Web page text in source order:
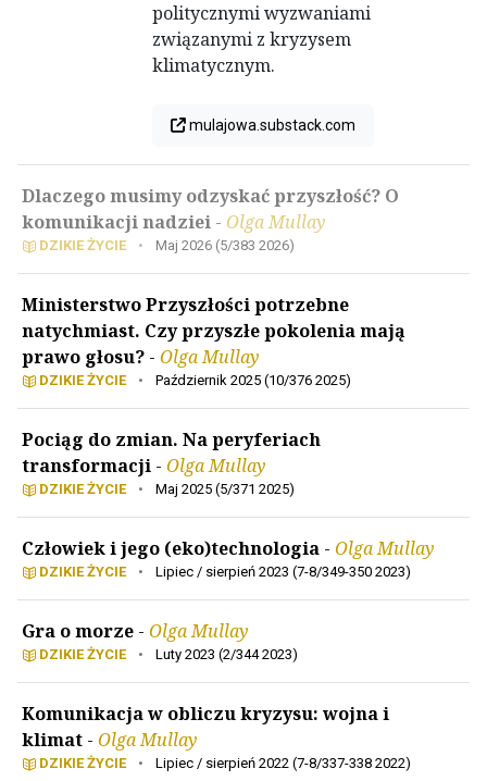
politycznymi wyzwaniami
związanymi z kryzysem
klimatycznym.
mulajowa.substack.com
Dlaczego musimy odzyskać przyszłość? O
komunikacji nadziei - Olga Mullay
DZIKIE ŻYCIE • Maj 2026 (5/383 2026)
Ministerstwo Przyszłości potrzebne
natychmiast. Czy przyszłe pokolenia mają
prawo głosu? - Olga Mullay
DZIKIE ŻYCIE • Październik 2025 (10/376 2025)
Pociąg do zmian. Na peryferiach
transformacji - Olga Mullay
DZIKIE ŻYCIE • Maj 2025 (5/371 2025)
Człowiek i jego (eko)technologia - Olga Mullay
DZIKIE ŻYCIE • Lipiec / sierpień 2023 (7-8/349-350 2023)
Gra o morze - Olga Mullay
DZIKIE ŻYCIE • Luty 2023 (2/344 2023)
Komunikacja w obliczu kryzysu: wojna i
klimat - Olga Mullay
DZIKIE ŻYCIE • Lipiec / sierpień 2022 (7-8/337-338 2022)